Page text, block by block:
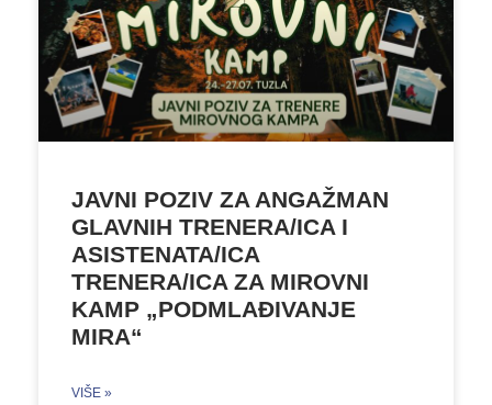
JAVNI POZIV ZA ANGAŽMAN
GLAVNIH TRENERA/ICA I
ASISTENATA/ICA
TRENERA/ICA ZA MIROVNI
KAMP „PODMLAĐIVANJE
MIRA“
VIŠE »